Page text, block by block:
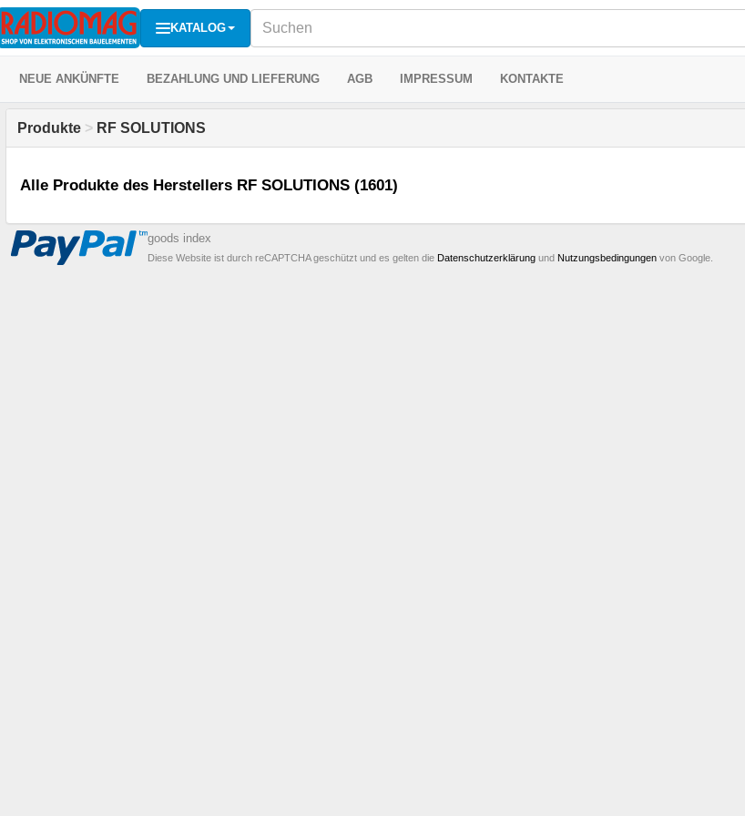
KATALOG
NEUE ANKÜNFTE BEZAHLUNG UND LIEFERUNG AGB IMPRESSUM KONTAKTE
Produkte > RF SOLUTIONS
Alle Produkte des Herstellers RF SOLUTIONS (1601)
goods index
Diese Website ist durch reCAPTCHA geschützt und es gelten die Datenschutzerklärung und Nutzungsbedingungen von Google.